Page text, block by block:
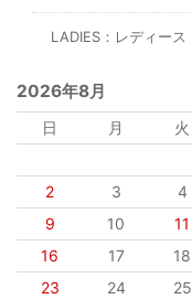
LADIES：レディース
2026年8月
日 月 火
2
3 4
9
10 11
16
17 18
23
24 25